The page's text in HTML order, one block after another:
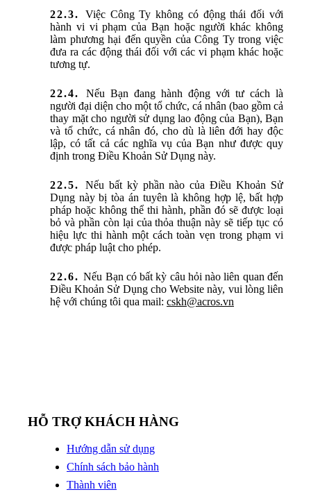
Việc Công Ty không có động thái đối với
hành vi vi phạm của Bạn hoặc người khác không
làm phương hại đến quyền của Công Ty trong việc
đưa ra các động thái đối với các vi phạm khác hoặc
tương tự.
Nếu Bạn đang hành động với tư cách là
người đại diện cho một tổ chức, cá nhân (bao gồm cả
thay mặt cho người sử dụng lao động của Bạn), Bạn
và tổ chức, cá nhân đó, cho dù là liên đới hay độc
lập, có tất cả các nghĩa vụ của Bạn như được quy
định trong Điều Khoản Sử Dụng này.
Nếu bất kỳ phần nào của Điều Khoản Sử
Dụng này bị tòa án tuyên là không hợp lệ, bất hợp
pháp hoặc không thể thi hành, phần đó sẽ được loại
bỏ và phần còn lại của thỏa thuận này sẽ tiếp tục có
hiệu lực thi hành một cách toàn vẹn trong phạm vi
được pháp luật cho phép.
Nếu Bạn có bất kỳ câu hỏi nào liên quan đến
Điều Khoản Sử Dụng cho Website này, vui lòng liên
hệ với chúng tôi qua mail: cskh@acros.vn
HỖ TRỢ KHÁCH HÀNG
Hướng dẫn sử dụng
Chính sách bảo hành
Thành viên